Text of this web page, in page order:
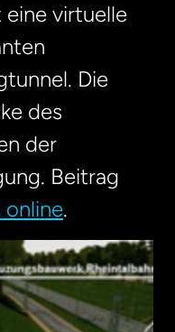
virtuelle
Die
des
der
Beitrag
online.